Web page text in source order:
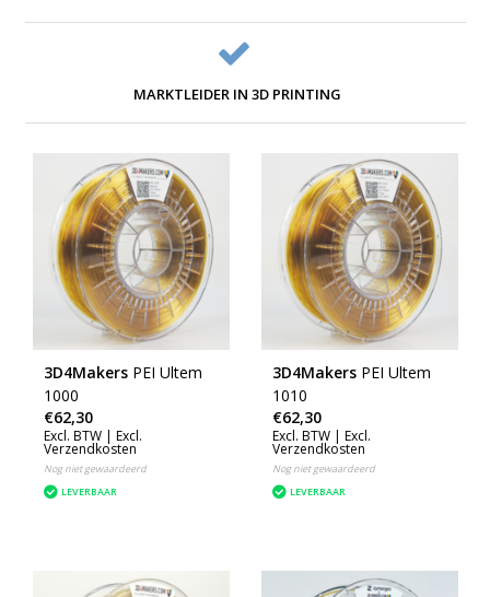
MARKTLEIDER IN 3D PRINTING
3D4Makers PEI Ultem
1000
€62,30
Excl. BTW | Excl.
Verzendkosten
Nog niet gewaardeerd
LEVERBAAR
3D4Makers PEI Ultem
1010
€62,30
Excl. BTW | Excl.
Verzendkosten
Nog niet gewaardeerd
LEVERBAAR